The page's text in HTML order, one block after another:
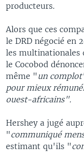
producteurs.
Alors que ces
le DRD négocié en
les multinationales
le Cocobod
même " un
pour mieux
ouest-africains".
Hershey a jugé
"communiqué
estimant qu'ils "